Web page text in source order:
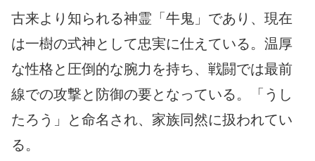
古来より知られる神霊「牛鬼」であり、現在
は一樹の式神として忠実に仕えている。温厚
な性格と圧倒的な腕力を持ち、戦闘では最前
線での攻撃と防御の要となっている。「うし
たろう」と命名され、家族同然に扱われてい
る。